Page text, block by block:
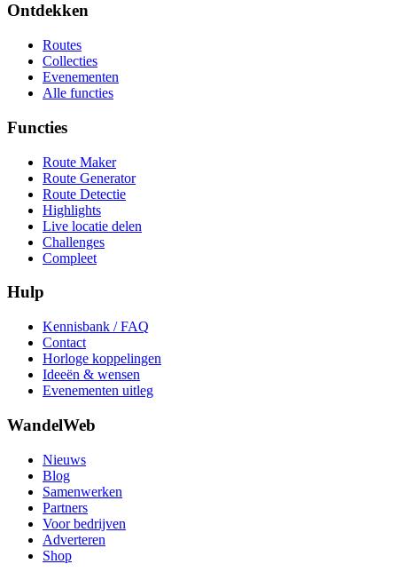
Ontdekken
Routes
Collecties
Evenementen
Alle functies
Functies
Route Maker
Route Generator
Route Detectie
Highlights
Live locatie delen
Challenges
Compleet
Hulp
Kennisbank / FAQ
Contact
Horloge koppelingen
Ideeën & wensen
Evenementen uitleg
WandelWeb
Nieuws
Blog
Samenwerken
Partners
Voor bedrijven
Adverteren
Shop